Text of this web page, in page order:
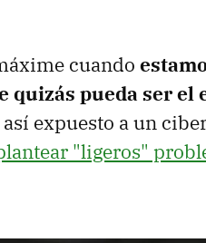
cuando
pueda ser el
así expuesto a un
"ligeros"